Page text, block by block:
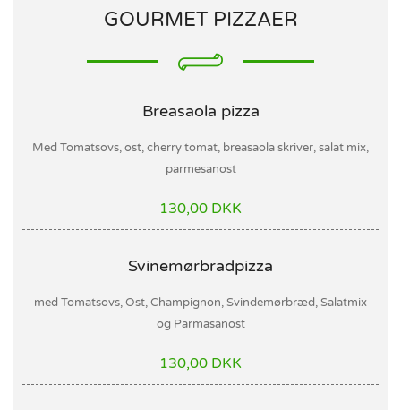
GOURMET PIZZAER
Breasaola pizza
Med Tomatsovs, ost, cherry tomat, breasaola skriver, salat mix,
parmesanost
130,00 DKK
Svinemørbradpizza
med Tomatsovs, Ost, Champignon, Svindemørbræd, Salatmix
og Parmasanost
130,00 DKK